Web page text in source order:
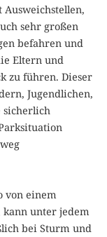
sehr großen
befahren und
Eltern und
zu führen. Dieser
Jugendlichen,
sicherlich
von einem
unter jedem
bei Sturm und